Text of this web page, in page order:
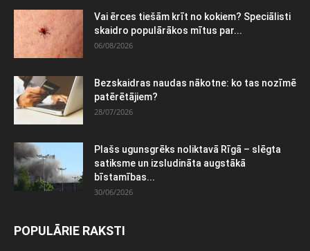
Vai ērces tiešām krīt no kokiem? Speciālisti
skaidro populārākos mītus par...
06/08/2026
Bezskaidras naudas nākotne: ko tas nozīmē
patērētājiem?
28/07/2026
Plašs ugunsgrēks noliktavā Rīgā – slēgta
satiksme un izsludināta augstākā
bīstamības...
30/06/2026
POPULĀRIE RAKSTI